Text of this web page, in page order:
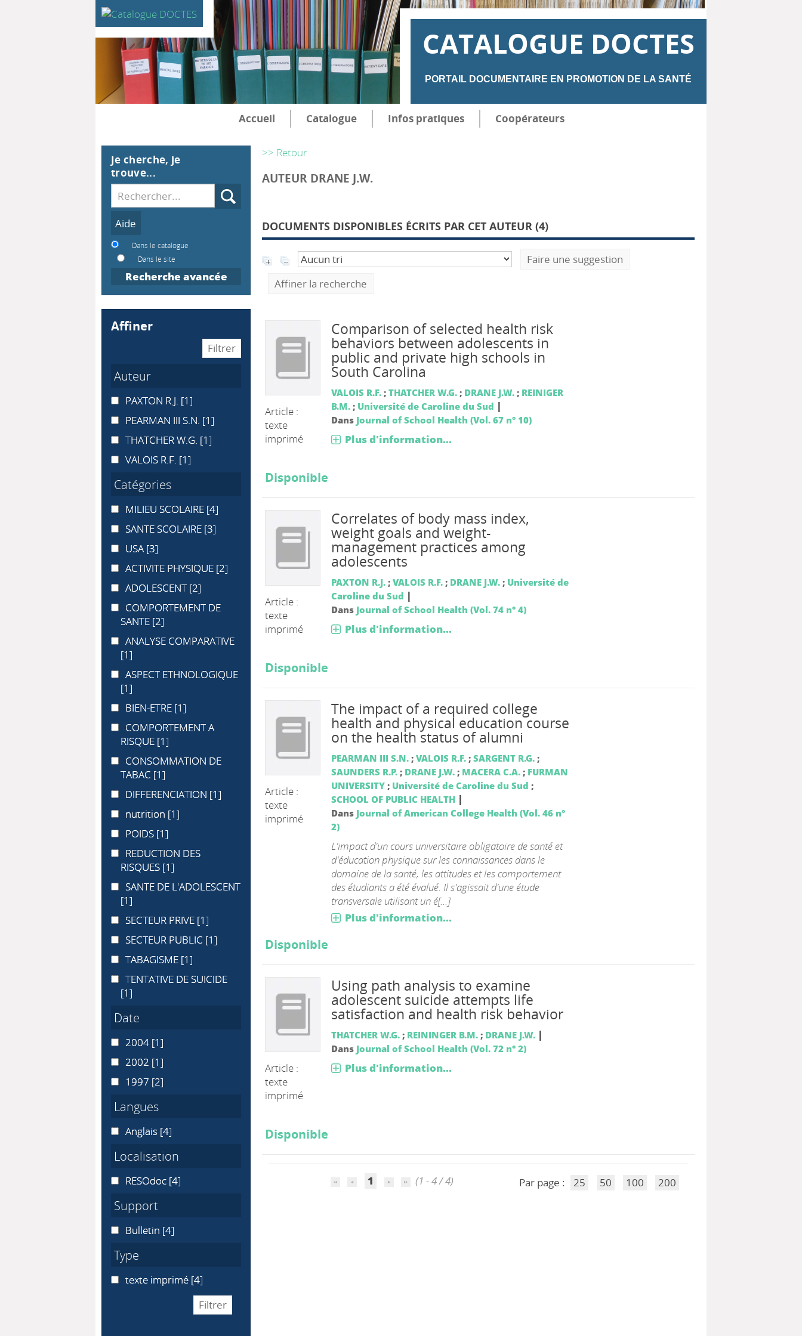
CATALOGUE DOCTES
PORTAIL DOCUMENTAIRE EN PROMOTION DE LA SANTÉ
Accueil Catalogue Infos pratiques Coopérateurs
>> Retour
AUTEUR DRANE J.W.
DOCUMENTS DISPONIBLES ÉCRITS PAR CET AUTEUR (4)
Faire une suggestion
Affiner la recherche
Article :
texte
imprimé
Comparison of selected health risk
behaviors between adolescents in
public and private high schools in
South Carolina
VALOIS R.F.; THATCHER W.G.; DRANE J.W.; REINIGER
B.M.; Université de Caroline du Sud |
Dans Journal of School Health (Vol. 67 n° 10)
Plus d'information...
Disponible
Article :
texte
imprimé
Correlates of body mass index,
weight goals and weight-
management practices among
adolescents
PAXTON R.J.; VALOIS R.F.; DRANE J.W.; Université de
Caroline du Sud |
Dans Journal of School Health (Vol. 74 n° 4)
Plus d'information...
Disponible
Article :
texte
imprimé
The impact of a required college
health and physical education course
on the health status of alumni
PEARMAN III S.N.; VALOIS R.F.; SARGENT R.G.;
SAUNDERS R.P.; DRANE J.W.; MACERA C.A.; FURMAN
UNIVERSITY; Université de Caroline du Sud ;
SCHOOL OF PUBLIC HEALTH |
Dans Journal of American College Health (Vol. 46 n°
2)
L'impact d'un cours universitaire obligatoire de santé et
d'éducation physique sur les connaissances dans le
domaine de la santé, les attitudes et les comportement
des étudiants a été évalué. Il s'agissait d'une étude
transversale utilisant un é[...]
Plus d'information...
Disponible
Article :
texte
imprimé
Using path analysis to examine
adolescent suicide attempts life
satisfaction and health risk behavior
THATCHER W.G.; REININGER B.M.; DRANE J.W. |
Dans Journal of School Health (Vol. 72 n° 2)
Plus d'information...
Disponible
1 (1 - 4 / 4) Par page : 25 50 100 200
Je cherche, je
trouve...
Recherche
Dans le catalogue
Dans le site
Recherche avancée
affiner
Auteur
PAXTON R.J.
PAXTON R.J. [1]
PEARMAN III S.N.
PEARMAN III S.N. [1]
THATCHER W.G.
THATCHER W.G. [1]
VALOIS R.F.
VALOIS R.F. [1]
Catégories
MILIEU SCOLAIRE
MILIEU SCOLAIRE [4]
SANTE SCOLAIRE
SANTE SCOLAIRE [3]
USAUSA [3]
ACTIVITE PHYSIQUE
ACTIVITE PHYSIQUE [2]
ADOLESCENT
ADOLESCENT [2]
COMPORTEMENT DE SANTE
COMPORTEMENT DE
SANTE [2]
ANALYSE COMPARATIVE
ANALYSE COMPARATIVE
[1]
ASPECT ETHNOLOGIQUE
ASPECT ETHNOLOGIQUE
[1]
BIEN-ETRE
BIEN-ETRE [1]
COMPORTEMENT A RISQUE
COMPORTEMENT A
RISQUE [1]
CONSOMMATION DE TABAC
CONSOMMATION DE
TABAC [1]
DIFFERENCIATION
DIFFERENCIATION [1]
nutrition
nutrition [1]
POIDSPOIDS [1]
REDUCTION DES RISQUES
REDUCTION DES
RISQUES [1]
SANTE DE L'ADOLESCENT
SANTE DE L'ADOLESCENT
[1]
SECTEUR PRIVE
SECTEUR PRIVE [1]
SECTEUR PUBLIC
SECTEUR PUBLIC [1]
TABAGISME
TABAGISME [1]
TENTATIVE DE SUICIDE
TENTATIVE DE SUICIDE
[1]
Date
20042004 [1]
20022002 [1]
19971997 [2]
Langues
Anglais
Anglais [4]
Localisation
RESOdoc
RESOdoc [4]
Support
Bulletin
Bulletin [4]
Type
texte imprimé
texte imprimé [4]